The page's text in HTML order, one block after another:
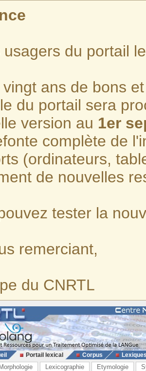
usagers du portail
ans de bons
du portail sera
version au 1er
complète de
(ordinateurs,
de nouvelles
tester la
remerciant,
du CNRTL
Portail lexical Corpus
Morphologie Lexicographie Etymologie